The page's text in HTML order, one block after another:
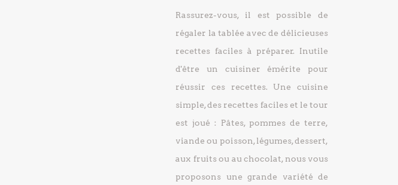
Rassurez-vous, il est possible de
régaler la tablée avec de délicieuses
recettes faciles à préparer. Inutile
d'être un cuisiner émérite pour
réussir ces recettes. Une cuisine
simple, des recettes faciles et le tour
est joué : Pâtes, pommes de terre,
viande ou poisson, légumes, dessert,
aux fruits ou au chocolat, nous vous
proposons une grande variété de